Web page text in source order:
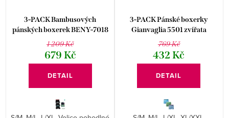
3-PACK Bambusových
pánských boxerek BENY-7018
1 209 Kč
679 Kč
DETAIL
3-PACK Pánské boxerky
Gianvaglia 5501 zvířata
769 Kč
432 Kč
DETAIL